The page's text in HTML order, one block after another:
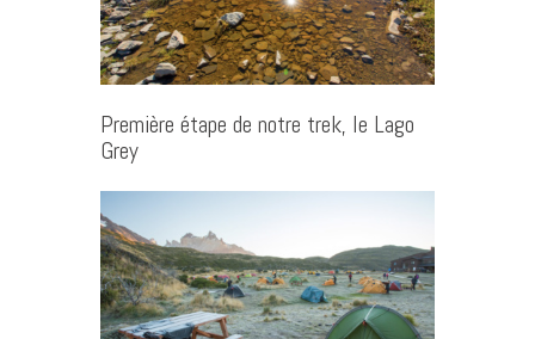
Première étape de notre trek, le Lago
Grey